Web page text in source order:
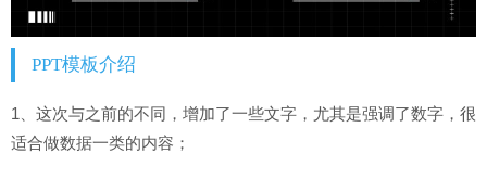
PPT模板介绍
1、这次与之前的不同，增加了一些文字，尤其是强调了数字，很
适合做数据一类的内容；